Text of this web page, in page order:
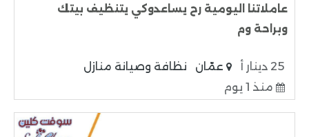
عاملاتنا اليومية رح يساعدوكي يتنظيف بيتك
وبراحة وم
25 دينار أ عمّان
نظافة وصيانة منازل
منذ 1 يوم